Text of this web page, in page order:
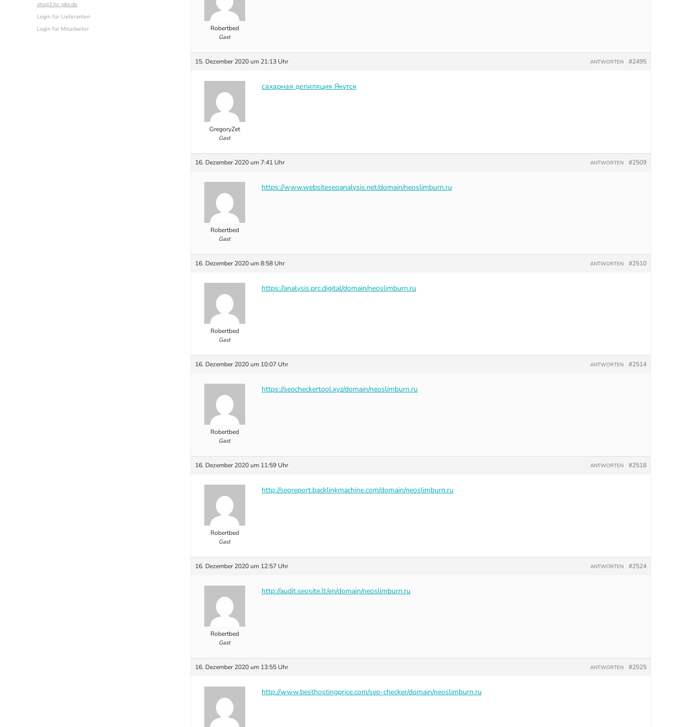
Robertbed
Gast
15. Dezember 2020 um 21:13 Uhr #2495
ANTWORTEN
GregoryZet
Gast
сахарная депиляция Якутск
16. Dezember 2020 um 7:41 Uhr #2509
ANTWORTEN
Robertbed
Gast
https://www.websiteseoanalysis.net/domain/neoslimburn.ru
16. Dezember 2020 um 8:58 Uhr #2510
ANTWORTEN
Robertbed
Gast
https://analysis.prc.digital/domain/neoslimburn.ru
16. Dezember 2020 um 10:07 Uhr #2514
ANTWORTEN
Robertbed
Gast
https://seocheckertool.xyz/domain/neoslimburn.ru
16. Dezember 2020 um 11:59 Uhr #2518
ANTWORTEN
Robertbed
Gast
http://seoreport.backlinkmachine.com/domain/neoslimburn.ru
16. Dezember 2020 um 12:57 Uhr #2524
ANTWORTEN
Robertbed
Gast
http://audit.seosite.lt/en/domain/neoslimburn.ru
16. Dezember 2020 um 13:55 Uhr #2525
ANTWORTEN
http://www.besthostingprice.com/seo-checker/domain/neoslimburn.ru
shop3.hz-pbs.de
Login für Lieferanten
Login für Mitarbeiter